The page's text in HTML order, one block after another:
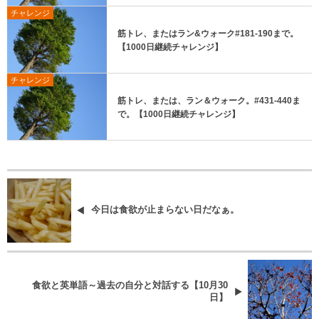
チャレンジ
筋トレ、またはラン&ウォーク#181-190まで。
【1000日継続チャレンジ】
チャレンジ
筋トレ、または、ラン＆ウォーク。#431-440ま
で。【1000日継続チャレンジ】
今日は食欲が止まらない日だなぁ。
食欲と英単語～過去の自分と対話する【10月30
日】